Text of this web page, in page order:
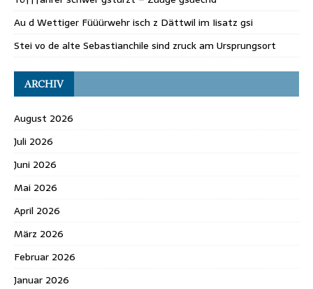
Au d Wettiger Füüürwehr isch z Dättwil im Iisatz gsi
Stei vo de alte Sebastianchile sind zruck am Ursprungsort
ARCHIV
August 2026
Juli 2026
Juni 2026
Mai 2026
April 2026
März 2026
Februar 2026
Januar 2026